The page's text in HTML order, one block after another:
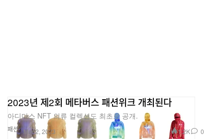
패션
2023년 제2회 메타버스 패션위크 개최된다
아디다스 NFT 의류 컬렉션도 최초로 공개.
Mar 2, 2023 1.2K 0